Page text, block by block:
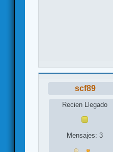
scf89
Recien Llegado
Mensajes: 3